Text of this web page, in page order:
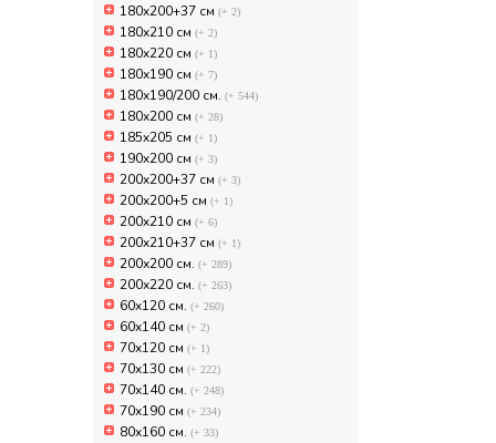
180x200+37 см (+ 2)
180x210 см (+ 2)
180x220 см (+ 1)
180х190 см (+ 7)
180х190/200 см. (+ 544)
180х200 см (+ 28)
185x205 см (+ 1)
190x200 см (+ 3)
200x200+37 см (+ 3)
200x200+5 см (+ 1)
200x210 см (+ 6)
200x210+37 см (+ 1)
200х200 см. (+ 289)
200х220 см. (+ 263)
60x120 см. (+ 260)
60x140 см (+ 2)
70x120 см (+ 1)
70x130 см (+ 222)
70х140 см. (+ 248)
70х190 см (+ 234)
80x160 см. (+ 33)